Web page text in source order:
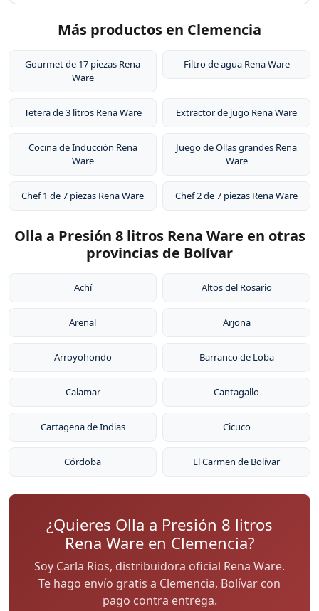
Más productos en Clemencia
Gourmet de 17 piezas Rena
Ware
Filtro de agua Rena Ware
Tetera de 3 litros Rena Ware Extractor de jugo Rena Ware
Cocina de Inducción Rena
Ware
Juego de Ollas grandes Rena
Ware
Chef 1 de 7 piezas Rena Ware Chef 2 de 7 piezas Rena Ware
Olla a Presión 8 litros Rena Ware en otras
provincias de Bolívar
Achí Altos del Rosario
Arenal Arjona
Arroyohondo Barranco de Loba
Calamar Cantagallo
Cartagena de Indias Cicuco
Córdoba El Carmen de Bolívar
¿Quieres Olla a Presión 8 litros
Rena Ware en Clemencia?
Soy Carla Rios, distribuidora oficial Rena Ware.
Te hago envío gratis a Clemencia, Bolívar con
pago contra entrega.